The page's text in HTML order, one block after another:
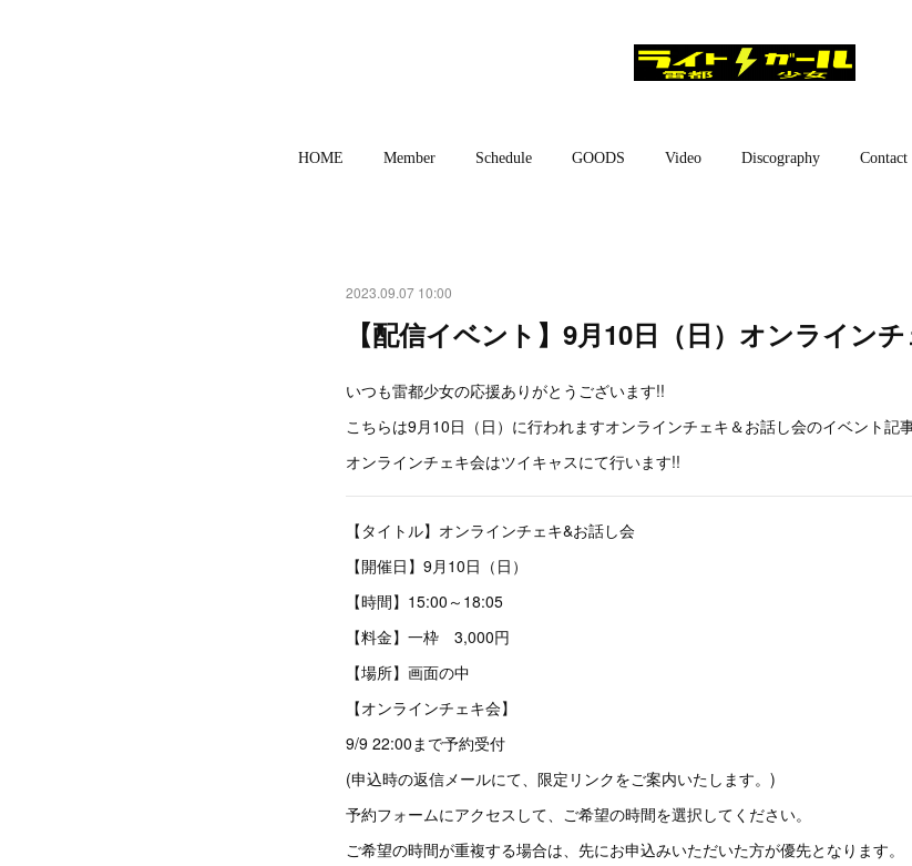
HOME Member Schedule GOODS Video Discography Contact
2023.09.07 10:00
【配信イベント】9月10日（日）オンライン
いつも雷都少女の応援ありがとうございます!!
こちらは9月10日（日）に行われますオンラインチェキ＆お話し会のイベント記
オンラインチェキ会はツイキャスにて行います!!
【タイトル】オンラインチェキ&お話し会
【開催日】9月10日（日）
【時間】15:00～18:05
【料金】一枠 3,000円
【場所】画面の中
【オンラインチェキ会】
9/9 22:00まで予約受付
(申込時の返信メールにて、限定リンクをご案内いたします。)
予約フォームにアクセスして、ご希望の時間を選択してください。
ご希望の時間が重複する場合は、先にお申込みいただいた方が優先となります。